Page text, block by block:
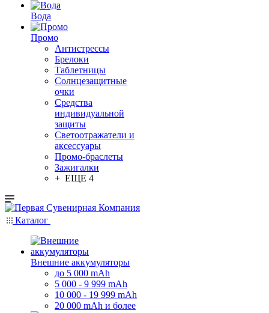
Вода
Промо
Антистрессы
Брелоки
Таблетницы
Солнцезащитные
очки
Средства
индивидуальной
защиты
Светоотражатели и
аксессуары
Промо-браслеты
Зажигалки
+ ЕЩЕ 4
Каталог
Внешние аккумуляторы
до 5 000 mAh
5 000 - 9 999 mAh
10 000 - 19 999 mAh
20 000 mAh и более